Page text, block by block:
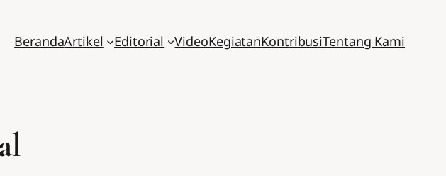
BerandaArtikel Editorial VideoKegiatanKontribusiTentang Kami